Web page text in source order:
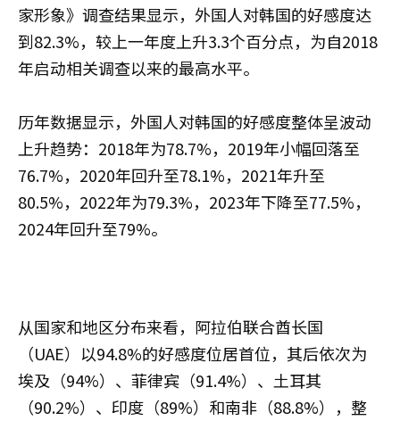
家形象》调查结果显示，外国人对韩国的好感度达
到82.3%，较上一年度上升3.3个百分点，为自2018
年启动相关调查以来的最高水平。
历年数据显示，外国人对韩国的好感度整体呈波动
上升趋势：2018年为78.7%，2019年小幅回落至
76.7%，2020年回升至78.1%，2021年升至
80.5%，2022年为79.3%，2023年下降至77.5%，
2024年回升至79%。
从国家和地区分布来看，阿拉伯联合酋长国
（UAE）以94.8%的好感度位居首位，其后依次为
埃及（94%）、菲律宾（91.4%）、土耳其
（90.2%）、印度（89%）和南非（88.8%），整